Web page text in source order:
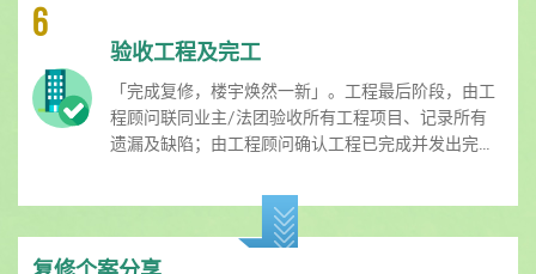
6
验收工程及完工
「完成复修，楼宇焕然一新」。工程最后阶段，由工
程顾问联同业主/法团验收所有工程项目、记录所有
遗漏及缺陷；由工程顾问确认工程已完成并发出完...